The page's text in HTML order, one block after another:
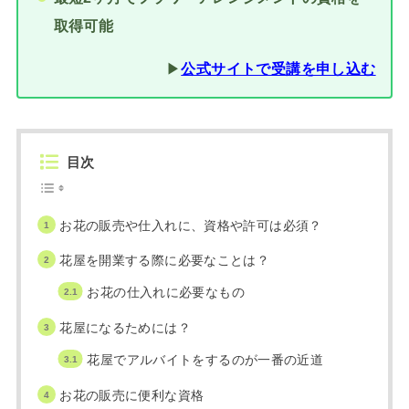
取得可能
▶︎公式サイトで受講を申し込む
目次
お花の販売や仕入れに、資格や許可は必須？
花屋を開業する際に必要なことは？
お花の仕入れに必要なもの
花屋になるためには？
花屋でアルバイトをするのが一番の近道
お花の販売に便利な資格